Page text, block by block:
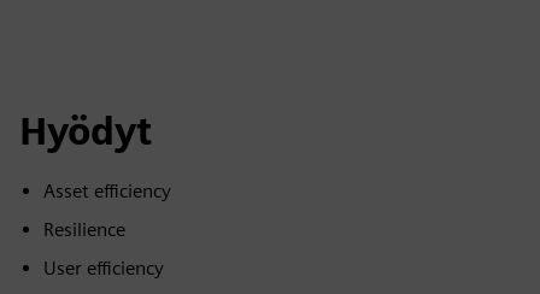
Hyödyt
Asset efficiency
Resilience
User efficiency